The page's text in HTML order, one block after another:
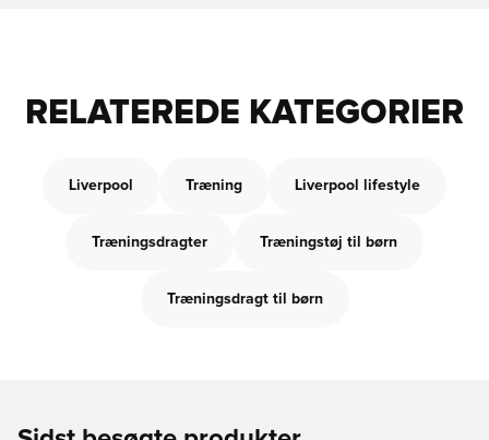
RELATEREDE KATEGORIER
Liverpool Træning Liverpool lifestyle
Træningsdragter Træningstøj til børn
Træningsdragt til børn